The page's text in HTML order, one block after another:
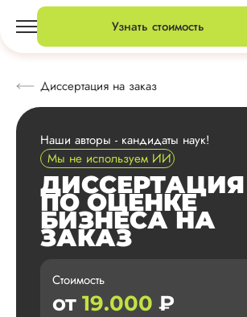
Узнать стоимость
Диссертация на заказ
Наши авторы - кандидаты наук!
Мы не используем ИИ
ДИССЕРТАЦИЯ
ПО ОЦЕНКЕ
БИЗНЕСА НА
ЗАКАЗ
Стоимость
от 19.000 ₽